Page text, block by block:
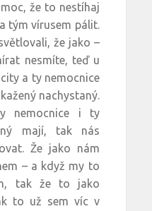
že to nestíhaj
tým vírusem pálit.
že jako –
nesmíte, teď u
a ty nemocnice
nachystaný.
nemocnice i ty
mají, tak nás
Že jako nám
– a když my to
tak že to jako
to už sem víc v